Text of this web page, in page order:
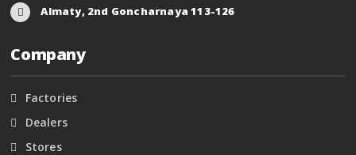
Almaty, 2nd Goncharnaya 113-126
Company
Factories
Dealers
Stores